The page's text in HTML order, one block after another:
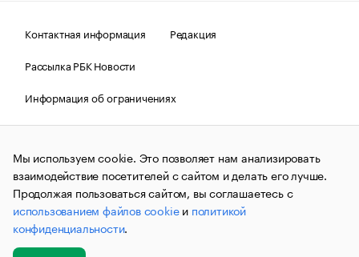
Контактная информация
Редакция
Рассылка РБК Новости
Информация об ограничениях
Правовая информация
О соблюдении авторских прав
© АО «РОСБИЗНЕСКОНСАЛТИНГ»,1995–2026.Сообщения
и материалы информационного агентства «РБК»
(зарегистрировано Федеральной службой по надзору в сфере
связи, информационных технологий и массовых
коммуникаций (Роскомнадзор) 09.12.2015 за номером ИА
№ФС77-63848) сопровождаются пометкой «РБК». Отдельные
публикации могут содержать информацию,
не предназначенную для пользователей
Мы используем cookie. Это позволяет нам анализировать
взаимодействие посетителей с сайтом и делать его лучше.
Продолжая пользоваться сайтом, вы соглашаетесь с
использованием файлов cookieи политикой
конфиденциальности.